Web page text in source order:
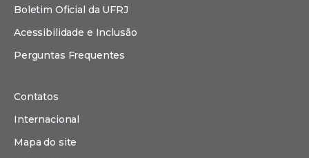
Boletim Oficial da UFRJ
Acessibilidade e Inclusão
Perguntas Frequentes
Contatos
Internacional
Mapa do site